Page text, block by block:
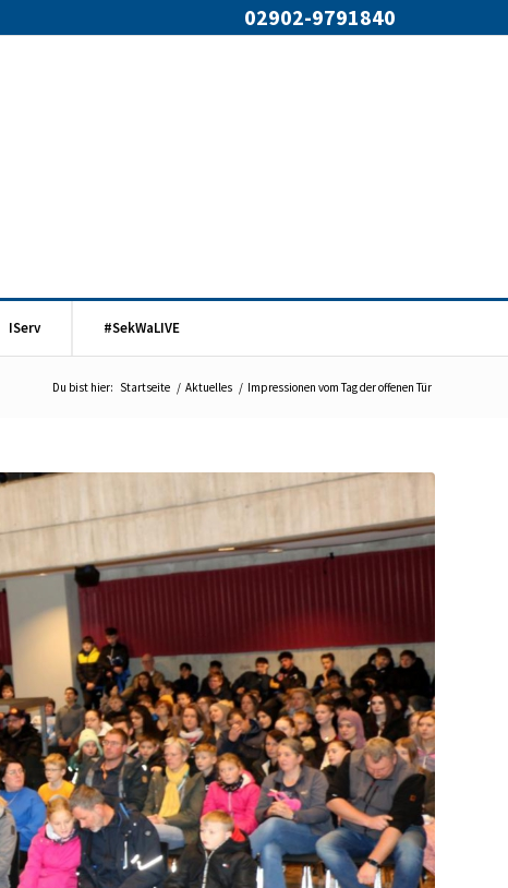
02902-9791840
IServ #SekWaLIVE
Du bist hier: Startseite / Aktuelles / Impressionen vom Tag der offenen Tür